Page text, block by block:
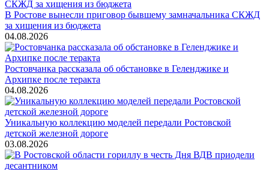
В Ростове вынесли приговор бывшему замначальника СКЖД
за хищения из бюджета
04.08.2026
Ростовчанка рассказала об обстановке в Геленджике и
Архипке после теракта
04.08.2026
Уникальную коллекцию моделей передали Ростовской
детской железной дороге
03.08.2026